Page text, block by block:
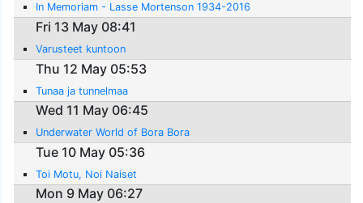
In Memoriam - Lasse Mortenson 1934-2016
Fri 13 May 08:41
Varusteet kuntoon
Thu 12 May 05:53
Tunaa ja tunnelmaa
Wed 11 May 06:45
Underwater World of Bora Bora
Tue 10 May 05:36
Toi Motu, Noi Naiset
Mon 9 May 06:27